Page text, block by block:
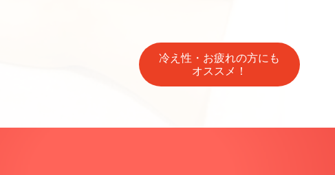
冷え性・お疲れの方にも
オススメ！